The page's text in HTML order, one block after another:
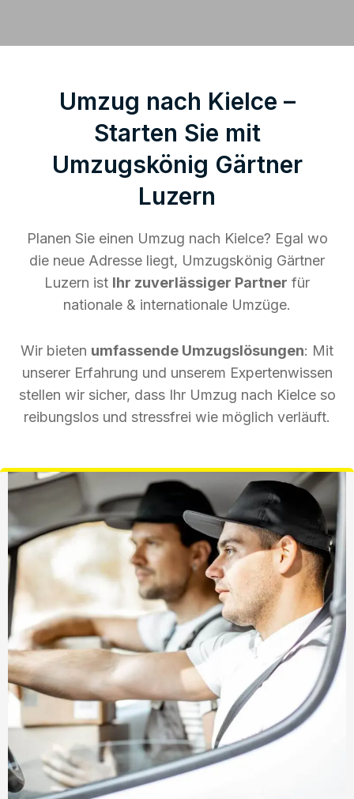
Umzug nach Kielce –
Starten Sie mit
Umzugskönig Gärtner
Luzern
Planen Sie einen Umzug nach Kielce? Egal wo
die neue Adresse liegt, Umzugskönig Gärtner
Luzern ist Ihr zuverlässiger Partner für
nationale & internationale Umzüge.
Wir bieten umfassende Umzugslösungen: Mit
unserer Erfahrung und unserem Expertenwissen
stellen wir sicher, dass Ihr Umzug nach Kielce so
reibungslos und stressfrei wie möglich verläuft.